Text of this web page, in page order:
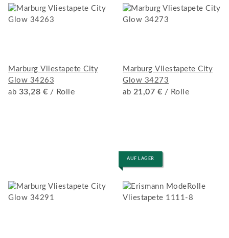
Marburg Vliestapete City
Glow 34263
ab 33,28 € / Rolle
Marburg Vliestapete City
Glow 34273
ab 21,07 € / Rolle
AUF LAGER